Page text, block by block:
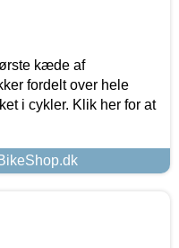
kæde af
fordelt over hele
i cykler. Klik her for at